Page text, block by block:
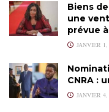
Biens
une
prévue
JANVIER 1,
CNRA :
JANVIER 4,